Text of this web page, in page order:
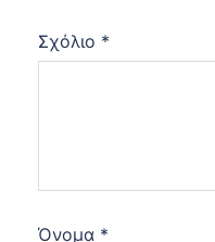
Σχόλιο *
Όνομα *